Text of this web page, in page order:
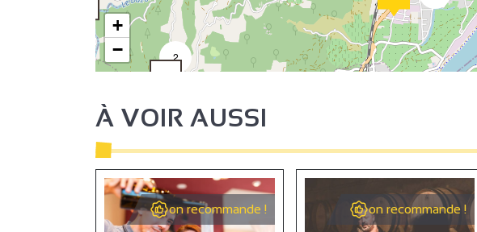
2
2
+
−
À VOIR AUSSI
on recommande ! on recommande !